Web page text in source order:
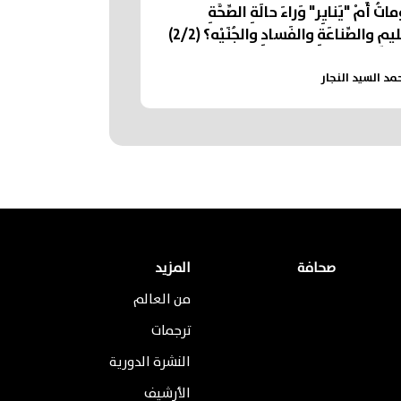
أَمْ "يَنايِر" وَراءَ حالَةِ الصِّحَّةِ
والصِّناعَةِ والفَسادِ والجُنَيْه؟ (2/2)
السيد النجار
صحافة
المزيد
من العالم
ترجمات
النشرة الدورية
الأرشيف